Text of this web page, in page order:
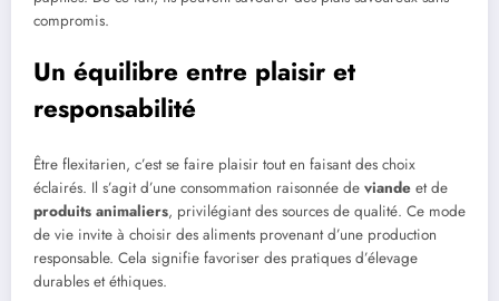
compromis.
Un équilibre entre plaisir et
responsabilité
Être flexitarien, c’est se faire plaisir tout en faisant des choix
éclairés. Il s’agit d’une consommation raisonnée de viande et de
produits animaliers, privilégiant des sources de qualité. Ce mode
de vie invite à choisir des aliments provenant d’une production
responsable. Cela signifie favoriser des pratiques d’élevage
durables et éthiques.